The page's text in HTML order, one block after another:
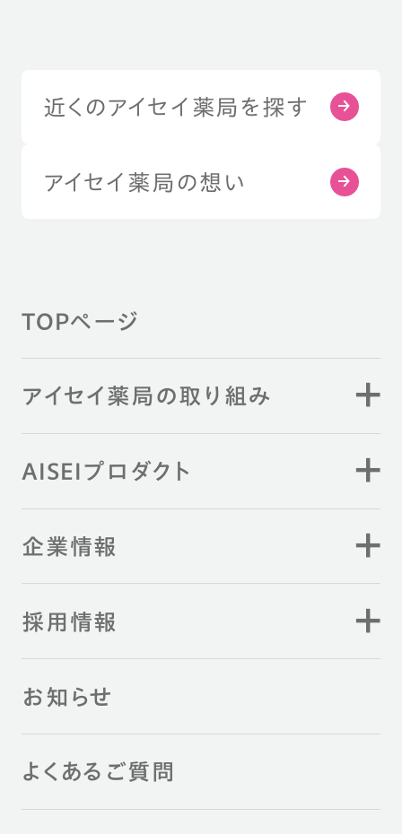
近くのアイセイ薬局を探す
アイセイ薬局の想い
TOPページ
アイセイ薬局の取り組み
AISEIプロダクト
企業情報
採用情報
お知らせ
よくあるご質問